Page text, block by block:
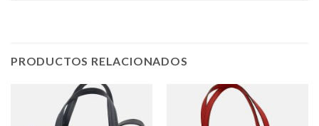
PRODUCTOS RELACIONADOS